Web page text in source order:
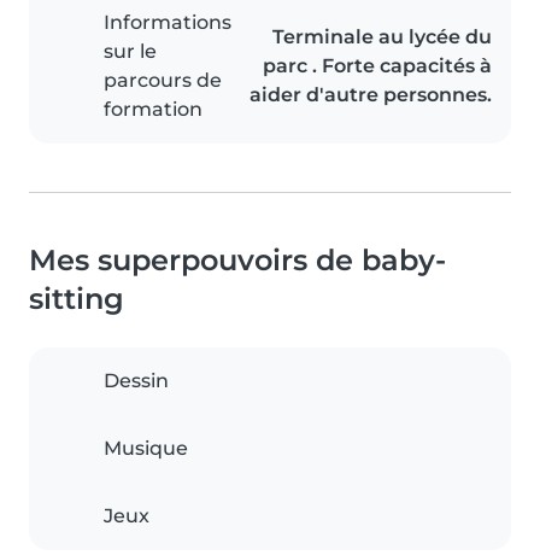
Informations
sur le
parcours de
formation
Terminale au lycée du
parc . Forte capacités à
aider d'autre personnes.
Mes superpouvoirs de baby-
sitting
Dessin
Musique
Jeux